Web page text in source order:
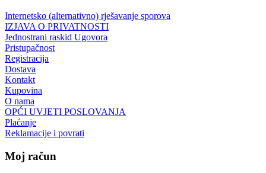
Internetsko (alternativno) rješavanje sporova
IZJAVA O PRIVATNOSTI
Jednostrani raskid Ugovora
Pristupačnost
Registracija
Dostava
Kontakt
Kupovina
O nama
OPĆI UVJETI POSLOVANJA
Plaćanje
Reklamacije i povrati
Moj račun